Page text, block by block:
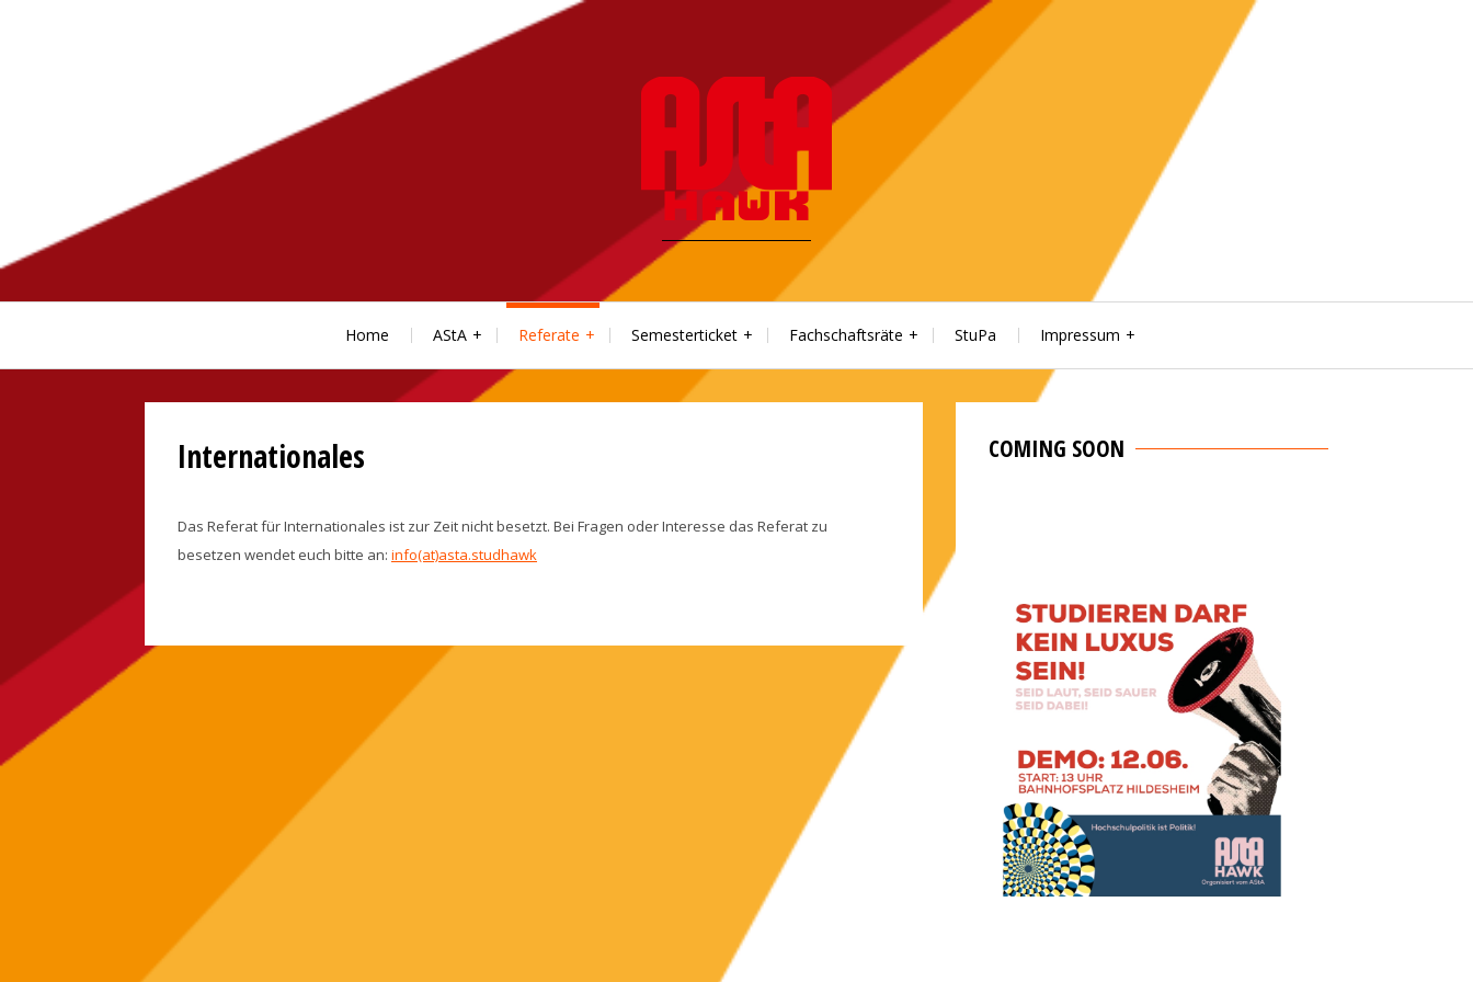
Home AStA Referate Semesterticket Fachschaftsräte StuPa Impressum
Internationales
Das Referat für Internationales ist zur Zeit nicht besetzt. Bei Fragen oder Interesse das Referat zu
besetzen wendet euch bitte an: info(at)asta.studhawk
COMING SOON